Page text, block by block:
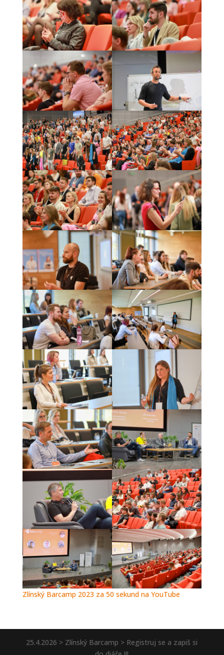
Zlínský Barcamp 2023 za 50 sekund na YouTube
25.4.2026 > Zlínský Barcamp > Registruj se a zapiš si